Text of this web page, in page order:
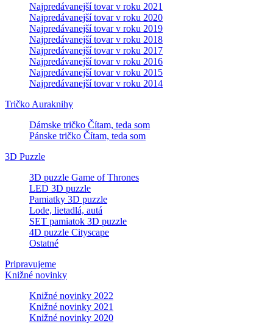
Najpredávanejší tovar v roku 2021
Najpredávanejší tovar v roku 2020
Najpredávanejší tovar v roku 2019
Najpredávanejší tovar v roku 2018
Najpredávanejší tovar v roku 2017
Najpredávanejší tovar v roku 2016
Najpredávanejší tovar v roku 2015
Najpredávanejší tovar v roku 2014
Tričko Auraknihy
Dámske tričko Čítam, teda som
Pánske tričko Čítam, teda som
3D Puzzle
3D puzzle Game of Thrones
LED 3D puzzle
Pamiatky 3D puzzle
Lode, lietadlá, autá
SET pamiatok 3D puzzle
4D puzzle Cityscape
Ostatné
Pripravujeme
Knižné novinky
Knižné novinky 2022
Knižné novinky 2021
Knižné novinky 2020